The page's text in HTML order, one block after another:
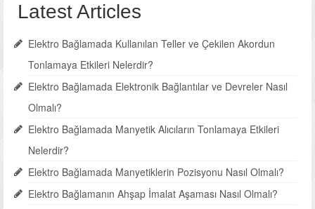
Latest Articles
Elektro Bağlamada Kullanılan Teller ve Çekilen Akordun
Tonlamaya Etkileri Nelerdir?
Elektro Bağlamada Elektronik Bağlantılar ve Devreler Nasıl
Olmalı?
Elektro Bağlamada Manyetik Alıcıların Tonlamaya Etkileri
Nelerdir?
Elektro Bağlamada Manyetiklerin Pozisyonu Nasıl Olmalı?
Elektro Bağlamanın Ahşap İmalat Aşaması Nasıl Olmalı?